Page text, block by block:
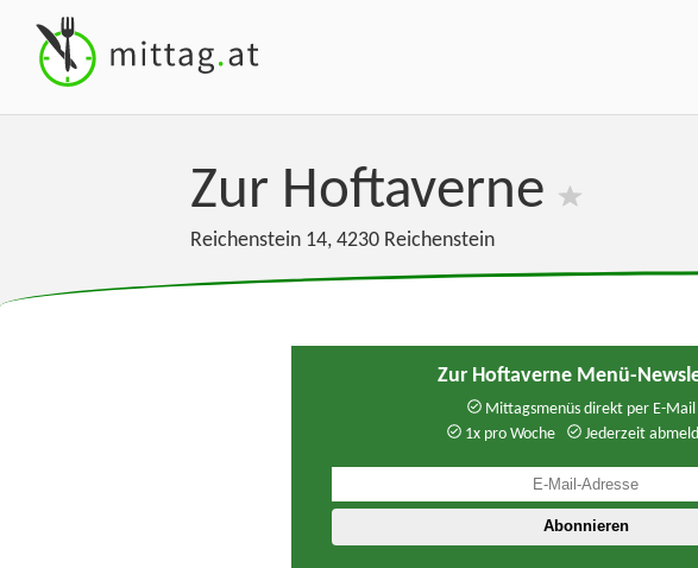
Zur Hoftaverne
Reichenstein 14, 4230 Reichenstein
Zur Hoftaverne Menü-
Mittagsmenüs direkt per E-Mail
1x pro Woche
Jederzeit